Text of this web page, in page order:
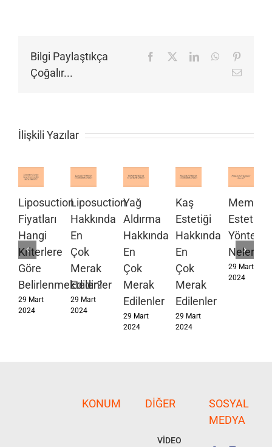
Bilgi Paylaştıkça
Çoğalır...
Facebook LinkedInWhatsApp
E-
İlişkili Yazılar
Liposuction
Fiyatları
Hangi
Kriterlere
Göre
Belirlenmektedir?
29 Mart
2024
Liposuction
Hakkında
En
Çok
Merak
Edilenler
29 Mart
2024
Yağ
Aldırma
Hakkında
En
Çok
Merak
Edilenler
29 Mart
2024
Kaş
Estetiği
Hakkında
En
Çok
Merak
Edilenler
29 Mart
2024
Meme
Estetiği
Nelerdir?
29 Mart
2024
KONUM DIĞER
VİDEO
SOSYAL
MEDYA